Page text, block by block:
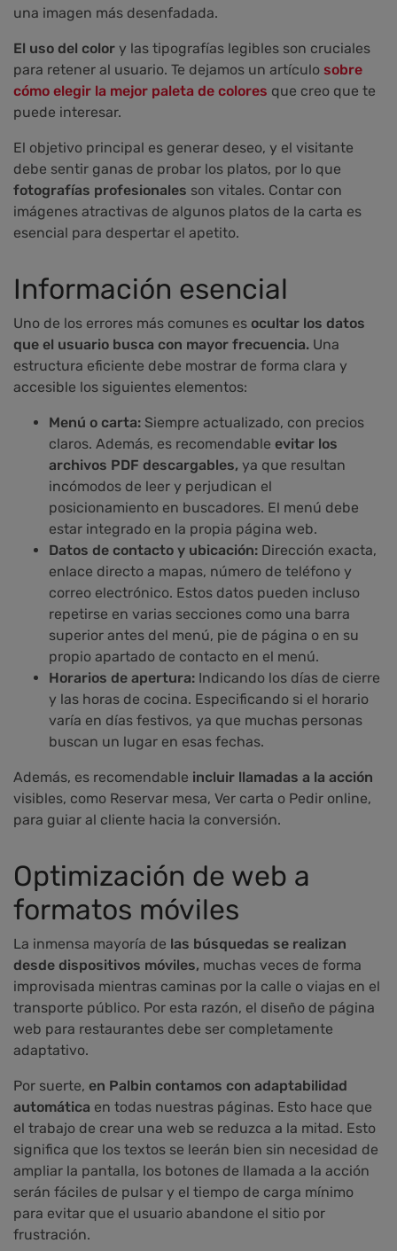
una imagen más desenfadada.
El uso del color y las tipografías legibles son cruciales
para retener al usuario. Te dejamos un artículo sobre
cómo elegir la mejor paleta de colores que creo que te
puede interesar.
El objetivo principal es generar deseo, y el visitante
debe sentir ganas de probar los platos, por lo que
fotografías profesionales son vitales. Contar con
imágenes atractivas de algunos platos de la carta es
esencial para despertar el apetito.
Información esencial
Uno de los errores más comunes es ocultar los datos
que el usuario busca con mayor frecuencia. Una
estructura eficiente debe mostrar de forma clara y
accesible los siguientes elementos:
Menú o carta: Siempre actualizado, con precios
claros. Además, es recomendable evitar los
archivos PDF descargables, ya que resultan
incómodos de leer y perjudican el
posicionamiento en buscadores. El menú debe
estar integrado en la propia página web.
Datos de contacto y ubicación: Dirección exacta,
enlace directo a mapas, número de teléfono y
correo electrónico. Estos datos pueden incluso
repetirse en varias secciones como una barra
superior antes del menú, pie de página o en su
propio apartado de contacto en el menú.
Horarios de apertura: Indicando los días de cierre
y las horas de cocina. Especificando si el horario
varía en días festivos, ya que muchas personas
buscan un lugar en esas fechas.
Además, es recomendable incluir llamadas a la acción
visibles, como Reservar mesa, Ver carta o Pedir online,
para guiar al cliente hacia la conversión.
Optimización de web a
formatos móviles
La inmensa mayoría de las búsquedas se realizan
desde dispositivos móviles, muchas veces de forma
improvisada mientras caminas por la calle o viajas en el
transporte público. Por esta razón, el diseño de página
web para restaurantes debe ser completamente
adaptativo.
Por suerte, en Palbin contamos con adaptabilidad
automática en todas nuestras páginas. Esto hace que
el trabajo de crear una web se reduzca a la mitad. Esto
significa que los textos se leerán bien sin necesidad de
ampliar la pantalla, los botones de llamada a la acción
serán fáciles de pulsar y el tiempo de carga mínimo
para evitar que el usuario abandone el sitio por
frustración.